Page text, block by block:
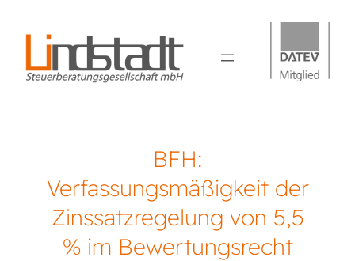
BFH:
Verfassungsmäßigkeit der
Zinssatzregelung von 5,5
% im Bewertungsrecht